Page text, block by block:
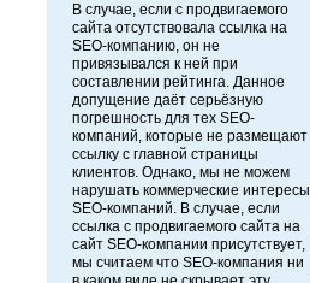
В случае, если с продвигаемого
сайта отсутствовала ссылка на
SEO-компанию, он не
привязывался к ней при
составлении рейтинга. Данное
допущение даёт серьёзную
погрешность для тех SEO-
компаний, которые не размещают
ссылку с главной страницы
клиентов. Однако, мы не можем
нарушать коммерческие интересы
SEO-компаний. В случае, если
ссылка с продвигаемого сайта на
сайт SEO-компании присутствует,
мы считаем что SEO-компания ни